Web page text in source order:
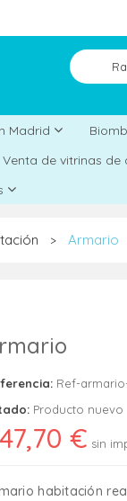
Madrid
Venta de vitrinas de
> Armario
Ref-
Producto nuevo
€ sin
habitación